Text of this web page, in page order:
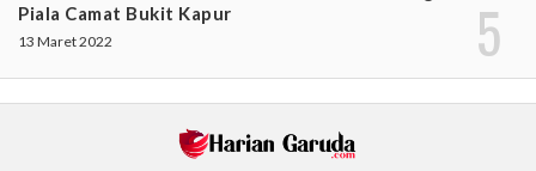
Piala Camat Bukit Kapur
13 Maret 2022